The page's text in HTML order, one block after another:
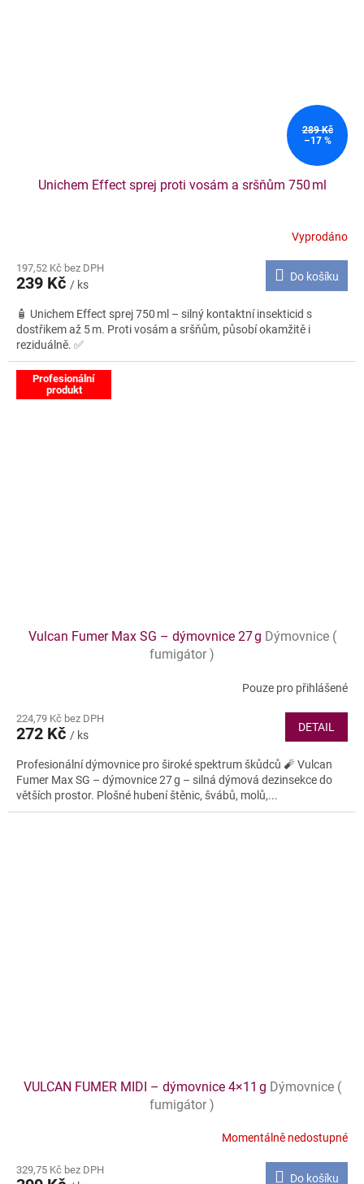
289 Kč
–17 %
Unichem Effect sprej proti vosám a sršňům 750 ml
Vyprodáno
197,52 Kč bez DPH
239 Kč / ks
Do košíku
🧴 Unichem Effect sprej 750 ml – silný kontaktní insekticid s
dostřikem až 5 m. Proti vosám a sršňům, působí okamžitě i
reziduálně. ✅
Profesionální
produkt
Vulcan Fumer Max SG – dýmovnice 27 g Dýmovnice (
fumigátor )
Pouze pro přihlášené
224,79 Kč bez DPH
272 Kč / ks
DETAIL
Profesionální dýmovnice pro široké spektrum škůdců 🧨 Vulcan
Fumer Max SG – dýmovnice 27 g – silná dýmová dezinsekce do
větších prostor. Plošné hubení štěnic, švábů, molů,...
VULCAN FUMER MIDI – dýmovnice 4×11 g Dýmovnice (
fumigátor )
Momentálně nedostupné
329,75 Kč bez DPH
Do košíku